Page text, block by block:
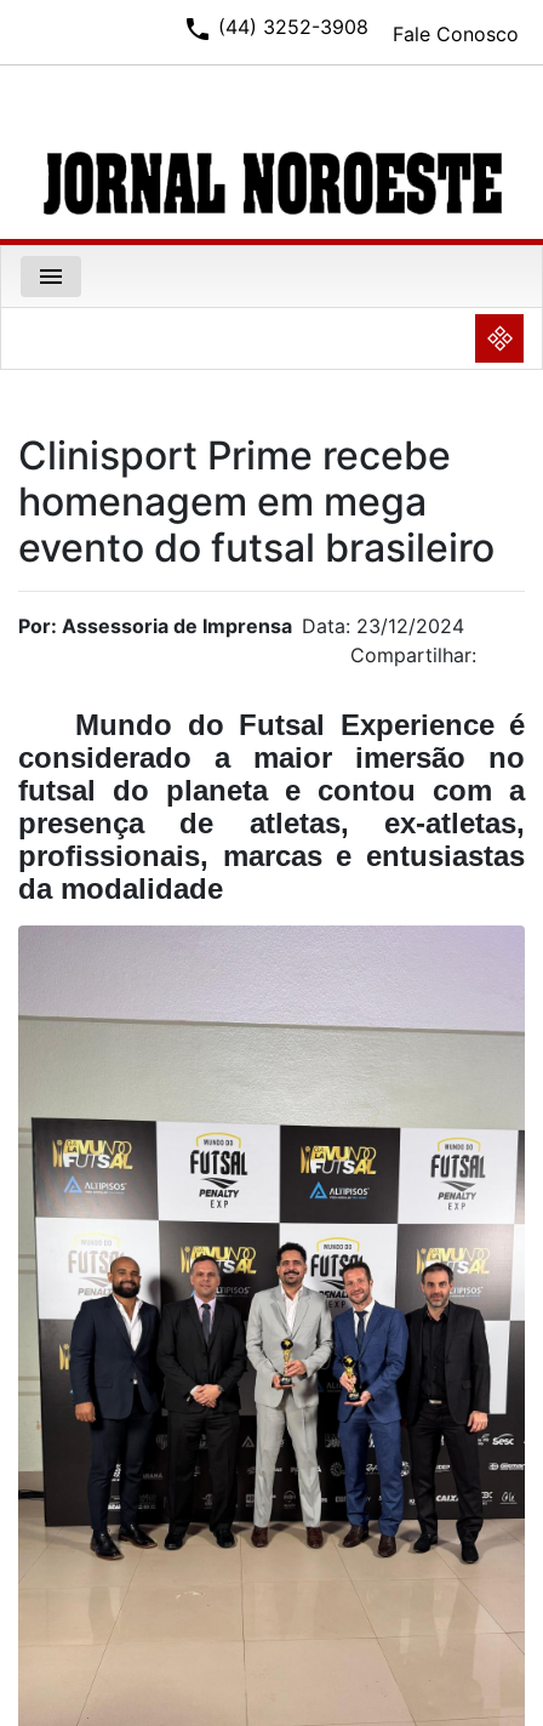
Fale Conosco
phone (44) 3252-3908
menu
NULL
Clinisport Prime recebe
homenagem em mega
evento do futsal brasileiro
Por: Assessoria de Imprensa Data: 23/12/2024
Compartilhar:
Mundo do Futsal Experience é
considerado a maior imersão no
futsal do planeta e contou com a
presença de atletas, ex-atletas,
profissionais, marcas e entusiastas
da modalidade